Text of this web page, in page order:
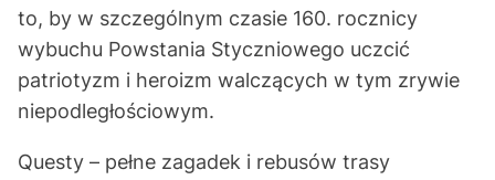
to, by w szczególnym czasie 160. rocznicy
wybuchu Powstania Styczniowego uczcić
patriotyzm i heroizm walczących w tym zrywie
niepodległościowym.
Questy – pełne zagadek i rebusów trasy